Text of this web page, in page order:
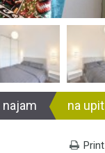
najam na upit
Print